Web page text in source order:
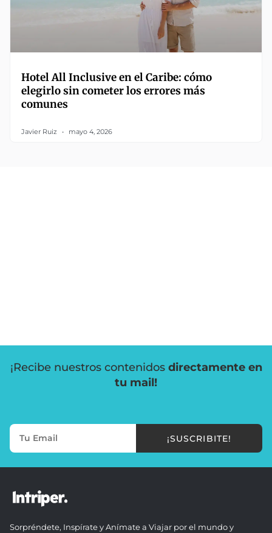
Hotel All Inclusive en el Caribe: cómo
elegirlo sin cometer los errores más
comunes
Javier Ruiz mayo 4, 2026
¡Recibe nuestros contenidos directamente en
tu mail!
¡SUSCRIBITE!
Sorpréndete, Inspírate y Anímate a Viajar por el mundo y